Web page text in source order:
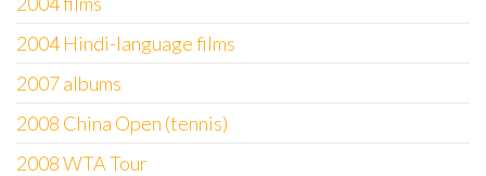
2004 Hindi-language films
2007 albums
2008 China Open (tennis)
2008 WTA Tour